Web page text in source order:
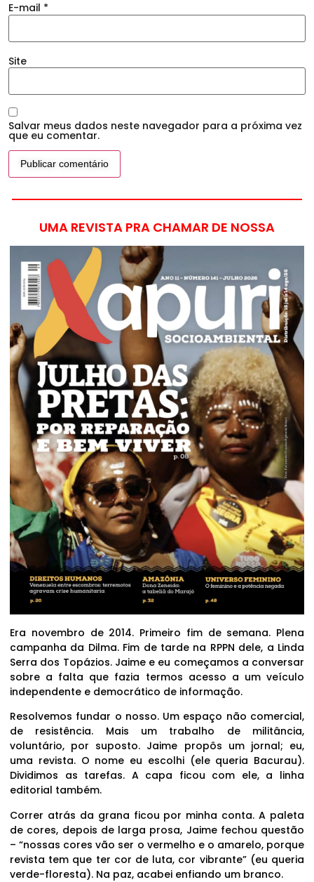
E-mail *
Site
Salvar meus dados neste navegador para a próxima vez
que eu comentar.
UMA REVISTA PRA CHAMAR DE NOSSA
Era novembro de 2014. Primeiro fim de semana. Plena
campanha da Dilma. Fim de tarde na RPPN dele, a Linda
Serra dos Topázios. Jaime e eu começamos a conversar
sobre a falta que fazia termos acesso a um veículo
independente e democrático de informação.
Resolvemos fundar o nosso. Um espaço não comercial,
de resistência. Mais um trabalho de militância,
voluntário, por suposto. Jaime propôs um jornal; eu,
uma revista. O nome eu escolhi (ele queria Bacurau).
Dividimos as tarefas. A capa ficou com ele, a linha
editorial também.
Correr atrás da grana ficou por minha conta. A paleta
de cores, depois de larga prosa, Jaime fechou questão
– “nossas cores vão ser o vermelho e o amarelo, porque
revista tem que ter cor de luta, cor vibrante” (eu queria
verde-floresta). Na paz, acabei enfiando um branco.